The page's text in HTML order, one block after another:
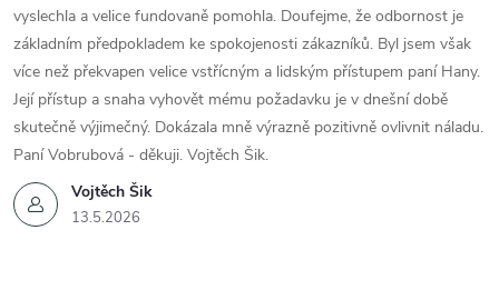
Vojtěch Šik
13.5.2026
vyslechla a velice fundovaně pomohla. Doufejme, že odbornost je
základním předpokladem ke spokojenosti zákazníků. Byl jsem však
více než překvapen velice vstřícným a lidským přístupem paní Hany.
Její přístup a snaha vyhovět mému požadavku je v dnešní době
skutečně výjimečný. Dokázala mně výrazně pozitivně ovlivnit náladu.
Paní Vobrubová - děkuji. Vojtěch Šik.